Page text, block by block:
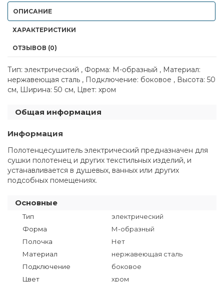
ОПИСАНИЕ
ХАРАКТЕРИСТИКИ
ОТЗЫВОВ (0)
Тип: электрический , Форма: М-образный , Материал:
нержавеющая сталь , Подключение: боковое , Высота: 50
см, Ширина: 50 см, Цвет: хром
Общая информация
Информация
Полотенцесушитель электрический предназначен для
сушки полотенец и других текстильных изделий, и
устанавливается в душевых, ванных или других
подсобных помещениях.
Основные
Тип
электрический
Форма
М-образный
Полочка
Нет
Материал
нержавеющая сталь
Подключение
боковое
Цвет
хром